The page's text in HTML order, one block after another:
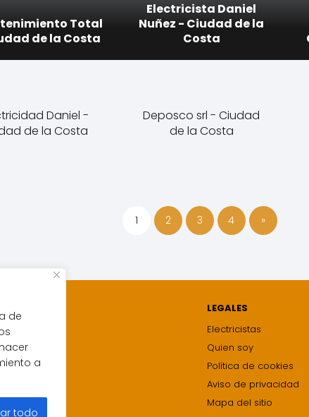
de
a
todo
Total
de la Costa
Electricista Daniel
Nuñez - Ciudad de la
Costa
Daniel -
de la Costa
Deposco srl - Ciudad
de la Costa
1 2 3 4 »
LEGALES
Electricistas
Quien soy
Política de cookies
Aviso de privacidad
Mapa del sitio